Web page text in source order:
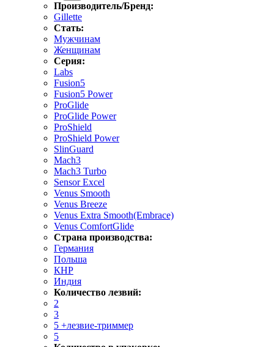
Производитель/Бренд:
Gillette
Стать:
Мужчинам
Женщинам
Серия:
Labs
Fusion5
Fusion5 Power
ProGlide
ProGlide Power
ProShield
ProShield Power
SlinGuard
Mach3
Mach3 Turbo
Sensor Excel
Venus Smooth
Venus Breeze
Venus Extra Smooth(Embrace)
Venus ComfortGlide
Страна производства:
Германия
Польша
КНР
Индия
Количество лезвий:
2
3
5 +лезвие-триммер
5